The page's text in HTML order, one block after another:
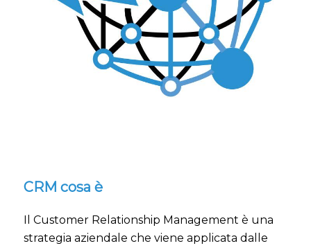
CRM cosa è
Il Customer Relationship Management è una
strategia aziendale che viene applicata dalle